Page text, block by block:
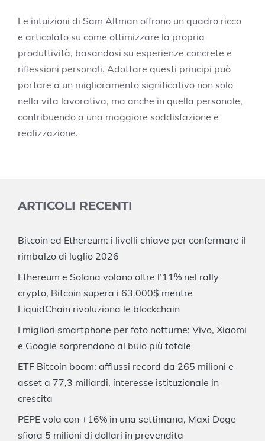
Le intuizioni di Sam Altman offrono un quadro ricco
e articolato su come ottimizzare la propria
produttività, basandosi su esperienze concrete e
riflessioni personali. Adottare questi principi può
portare a un miglioramento significativo non solo
nella vita lavorativa, ma anche in quella personale,
contribuendo a una maggiore soddisfazione e
realizzazione.
ARTICOLI RECENTI
Bitcoin ed Ethereum: i livelli chiave per confermare il
rimbalzo di luglio 2026
Ethereum e Solana volano oltre l’11% nel rally
crypto, Bitcoin supera i 63.000$ mentre
LiquidChain rivoluziona le blockchain
I migliori smartphone per foto notturne: Vivo, Xiaomi
e Google sorprendono al buio più totale
ETF Bitcoin boom: afflussi record da 265 milioni e
asset a 77,3 miliardi, interesse istituzionale in
crescita
PEPE vola con +16% in una settimana, Maxi Doge
sfiora 5 milioni di dollari in prevendita